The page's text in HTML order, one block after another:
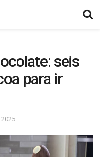
seis
para ir
2025